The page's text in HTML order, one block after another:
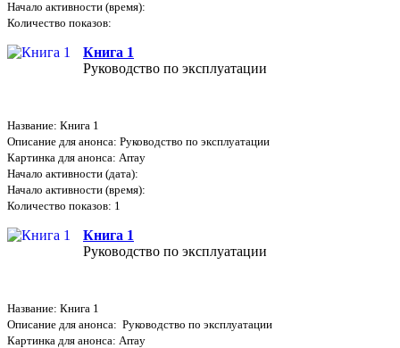
Начало активности (время):
Количество показов:
Книга 1
Руководство по эксплуатации
Название: Книга 1
Описание для анонса: Руководство по эксплуатации
Картинка для анонса: Array
Начало активности (дата):
Начало активности (время):
Количество показов: 1
Книга 1
Руководство по эксплуатации
Название: Книга 1
Описание для анонса: Руководство по эксплуатации
Картинка для анонса: Array